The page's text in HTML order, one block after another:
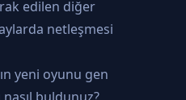
edilen diğer
netleşmesi
yeni oyunu gen